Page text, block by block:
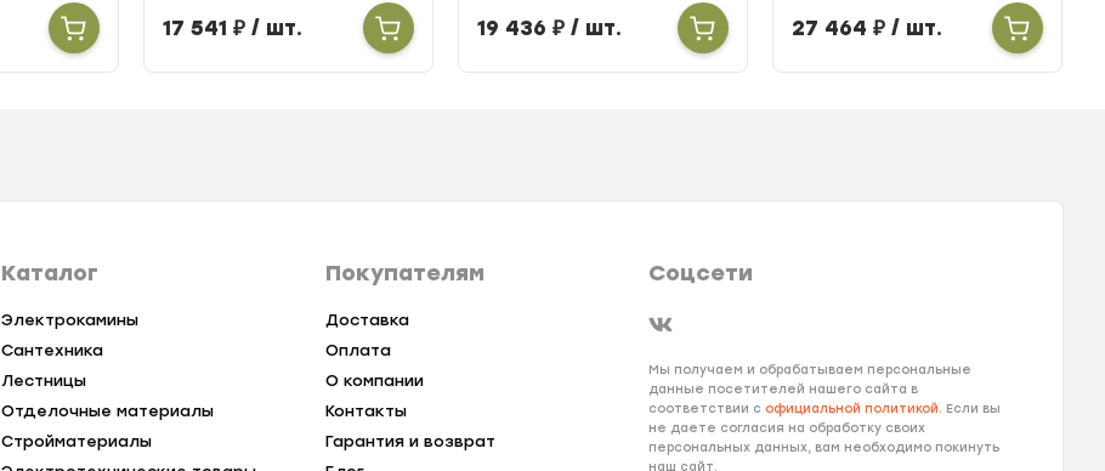
вентилятора ширина
258мм высота 90мм
17 541₽ / шт.
вентилятора ширина
258мм высота 160мм
19 436₽ / шт.
303мм высота 100мм
длина 2700мм
27 464₽ / шт.
Каталог
Электрокамины
Сантехника
Лестницы
Отделочные материалы
Стройматериалы
Покупателям
Доставка
Оплата
О компании
Контакты
Гарантия и возврат
Соцсети
Мы получаем и обрабатываем персональные
данные посетителей нашего сайта в
соответствии с официальной политикой. Если вы
не даете согласия на обработку своих
персональных данных, вам необходимо покинуть
наш сайт.